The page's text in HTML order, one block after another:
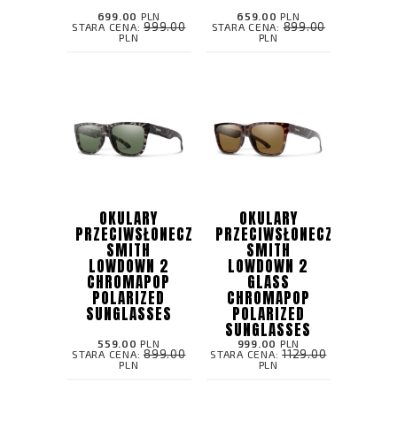
699.00 PLN
STARA CENA: 999.00
PLN
659.00 PLN
STARA CENA:899.00
PLN
OKULARY
PRZECIWSŁONECZNE
SMITH
LOWDOWN 2
CHROMAPOP
POLARIZED
SUNGLASSES
559.00 PLN
STARA CENA: 899.00
PLN
OKULARY
PRZECIWSŁONECZNE
SMITH
LOWDOWN 2
GLASS
CHROMAPOP
POLARIZED
SUNGLASSES
999.00 PLN
STARA CENA:1129.00
PLN